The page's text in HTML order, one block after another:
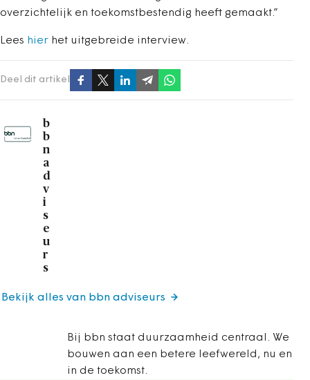
overzichtelijk en toekomstbestendig heeft gemaakt.”
Lees hier het uitgebreide interview.
Deel dit artikel
b
b
n
a
d
v
i
s
e
u
r
s
Bij bbn staat duurzaamheid centraal. We
bouwen aan een betere leefwereld, nu en
in de toekomst.
Bekijk alles van bbn adviseurs